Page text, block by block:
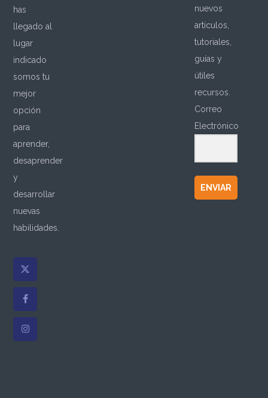
has
llegado al
lugar
indicado
somos tu
mejor
opción
para
aprender,
desaprender
y
desarrollar
nuevas
habilidades.
nuevos
artículos,
tutoriales,
guías y
útiles
recursos.
Correo
Electrónico
ENVIAR